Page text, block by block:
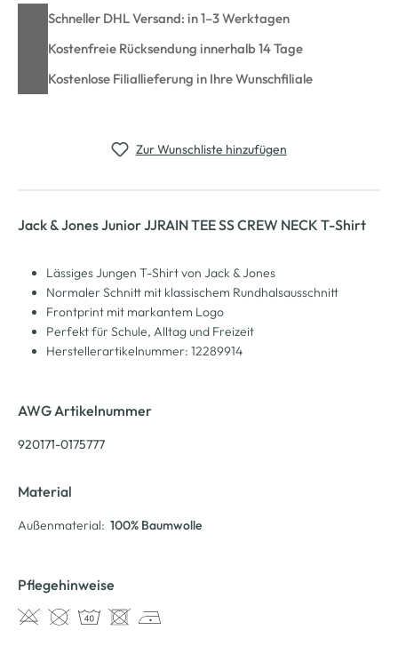
Schneller DHL Versand: in 1–3 Werktagen
Kostenfreie Rücksendung innerhalb 14 Tage
Kostenlose Filiallieferung in Ihre Wunschfiliale
Zur Wunschliste hinzufügen
Jack & Jones Junior JJRAIN TEE SS CREW NECK T-Shirt
Lässiges Jungen T-Shirt von Jack & Jones
Normaler Schnitt mit klassischem Rundhalsausschnitt
Frontprint mit markantem Logo
Perfekt für Schule, Alltag und Freizeit
Herstellerartikelnummer: 12289914
AWG Artikelnummer
920171-0175777
Material
Außenmaterial: 100% Baumwolle
Pflegehinweise